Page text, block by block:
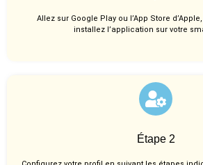
Allez sur Google Play ou l’App Store
installez l’application sur votre
Étape 2